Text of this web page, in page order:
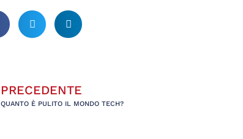
PRECEDENTE
QUANTO È PULITO IL MONDO TECH?